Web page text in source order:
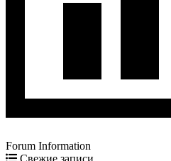
Forum Information
Свежие записи